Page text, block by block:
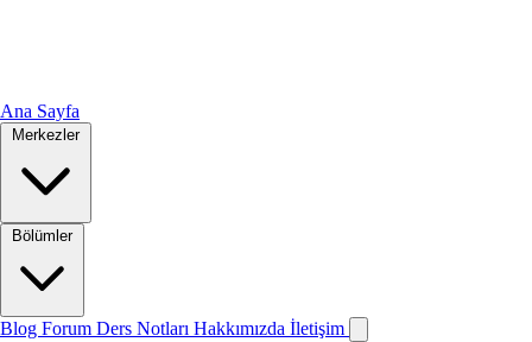
Ana Sayfa
Merkezler
Bölümler
Blog Forum Ders Notları Hakkımızda İletişim